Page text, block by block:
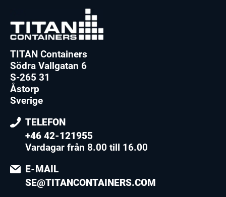
TITAN Containers
Södra Vallgatan 6
S-265 31
Åstorp
Sverige
TELEFON
+46 42-121955
Vardagar från 8.00 till 16.00
E-MAIL
SE@TITANCONTAINERS.COM